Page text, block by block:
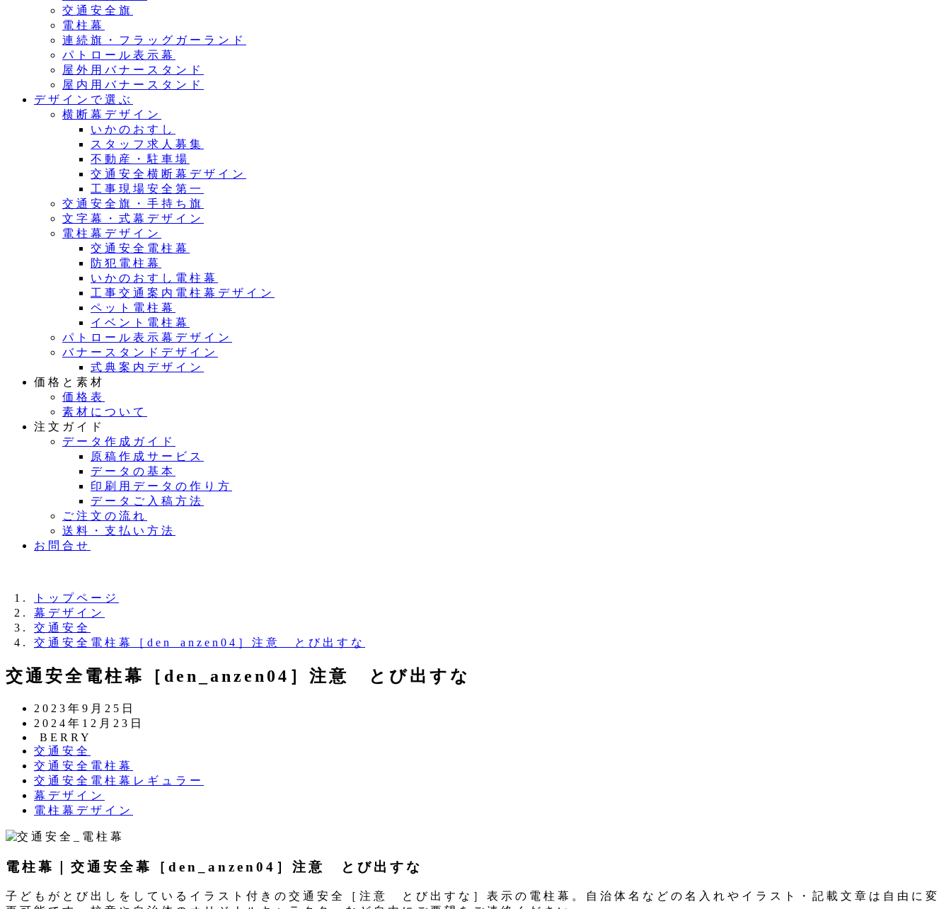
交通安全旗
電柱幕
連続旗・フラッグガーランド
パトロール表示幕
屋外用バナースタンド
屋内用バナースタンド
デザインで選ぶ
横断幕デザイン
いかのおすし
スタッフ求人募集
不動産・駐車場
交通安全横断幕デザイン
工事現場安全第一
交通安全旗・手持ち旗
文字幕・式幕デザイン
電柱幕デザイン
交通安全電柱幕
防犯電柱幕
いかのおすし電柱幕
工事交通案内電柱幕デザイン
ペット電柱幕
イベント電柱幕
パトロール表示幕デザイン
バナースタンドデザイン
式典案内デザイン
価格と素材
価格表
素材について
注文ガイド
データ作成ガイド
原稿作成サービス
データの基本
印刷用データの作り方
データご入稿方法
ご注文の流れ
送料・支払い方法
お問合せ
トップページ
幕デザイン
交通安全
交通安全電柱幕［den_anzen04］注意 とび出すな
交通安全電柱幕［den_anzen04］注意 とび出すな
投
稿
日
2023年9月25日
更
新
日
2024年12月23日
著
者
BERRY
カ
テ
ゴ
リ
ー
交通安全
カ
テ
ゴ
リ
交通安全電柱幕
カ
テ
ゴ
ー
交通安全電柱幕レギュラー
カ
テ
リ
幕デザイン
カ
ゴ
ー
電柱幕デザイン
電柱幕｜交通安全幕［den_anzen04］注意 とび出すな
子どもがとび出しをしているイラスト付きの交通安全［注意 とび出すな］表示の電柱幕。自治体名などの名入れやイラスト・記載文章は自由に変